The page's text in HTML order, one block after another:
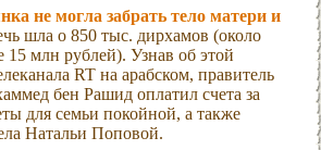
не могла забрать тело матери и
шла о 850 тыс. дирхамов (около
15 млн рублей). Узнав об этой
RT на арабском, правитель
бен Рашид оплатил счета за
для семьи покойной, а также
Натальи Поповой.